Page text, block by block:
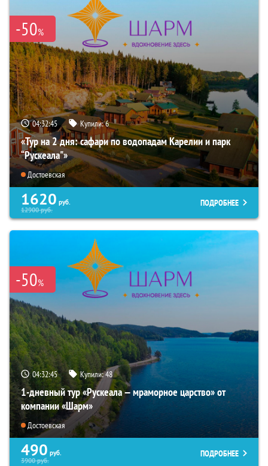
-50%
04:32:44 Купили:6
«Тур на 2 дня: сафари по водопадам Карелии и парк
“Рускеала"»
Достоевская
1620 руб.
12900руб.
ПОДРОБНЕЕ
-50%
04:32:44 Купили:48
1-дневный тур «Рускеала — мраморное царство» от
компании «Шарм»
Достоевская
490 руб.
3900руб.
ПОДРОБНЕЕ